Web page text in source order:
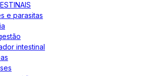
e parasitas
intestinal